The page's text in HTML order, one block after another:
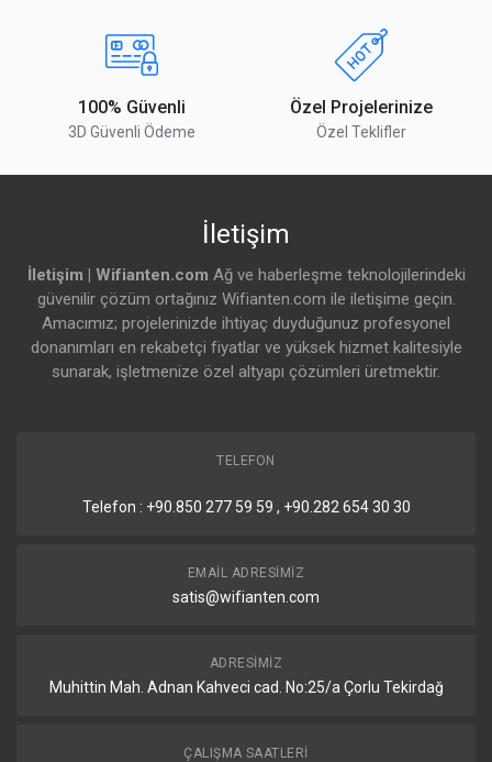
100% Güvenli
3D Güvenli Ödeme
Özel Projelerinize
Özel Teklifler
İletişim
İletişim | Wifianten.com Ağ ve haberleşme teknolojilerindeki
güvenilir çözüm ortağınız Wifianten.com ile iletişime geçin.
Amacımız; projelerinizde ihtiyaç duyduğunuz profesyonel
donanımları en rekabetçi fiyatlar ve yüksek hizmet kalitesiyle
sunarak, işletmenize özel altyapı çözümleri üretmektir.
TELEFON
Telefon : +90.850 277 59 59 , +90.282 654 30 30
EMAIL ADRESIMIZ
satis@wifianten.com
ADRESIMIZ
Muhittin Mah. Adnan Kahveci cad. No:25/a Çorlu Tekirdağ
ÇALIŞMA SAATLERI